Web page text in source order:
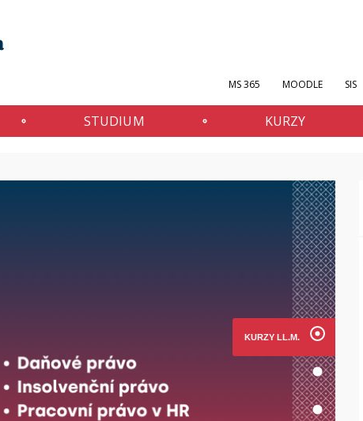
MS 365 MOODLE SIS
STUDIUM KURZY
KURZY LL.M.